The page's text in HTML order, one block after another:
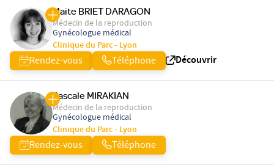
Maite BRIET DARAGON
Médecin de la reproduction
Gynécologue médical
Clinique du Parc - Lyon
Rendez-vous Téléphone Découvrir
Pascale MIRAKIAN
Médecin de la reproduction
Gynécologue médical
Clinique du Parc - Lyon
Rendez-vous Téléphone